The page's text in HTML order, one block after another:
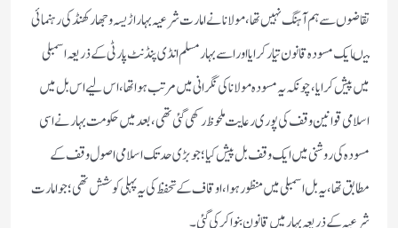
تقاضوں سے ہم آہنگ نہیں تھا، مولانا نے امارت شرعیہ بہار اڑیسہ وجھارکھنڈ کی رہنمائی
میںایک مسودہ قانون تیار کرایا اور اسے بہار مسلم انڈی پنڈنٹ پارٹی کے ذریعہ اسمبلی
میں پیش کرایا ،چونکہ یہ مسودہ مولانا کی نگرانی میں مرتب ہوا تھا ، اس لیے اس بل میں
اسلامی قوانین وقف کی پوری رعایت ملحوظ رکھی گئی تھی ، بعد میں حکومت بہار نے اسی
مسودہ کی روشنی میں ایک وقف بل پیش کیا؛ جو بڑی حد تک اسلامی اصول وقف کے
مطابق تھا ، یہ بل اسمبلی میں منظور ہوا ، اوقاف کے تحفظ کی یہ پہلی کوشش تھی؛ جو امارت
شرعیہ کے ذریعہ بہارمیں قانون بنوا کر کی گئی ۔